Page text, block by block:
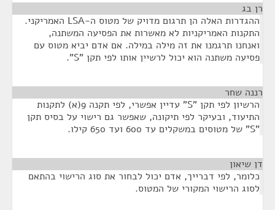
רן בג
ההגדרות האלה הן תרגום מדויק של מטוס ה-LSA האמריקני.
התקנות האמריקניות לא מאשרות את הפסיעה המשתנה,
ואנחנו תרגמנו את זה מילה במילה. אם אדם יביא מטוס עם
פסיעה משתנה הוא יכול לרשיין אותו לפי תקן "S".
רננה שחר
הרשיון לפי תקן "S" עדיין אפשרי, לפי תקנה 9(א) לתקנות
התיעוד, ובעיקר לפי תיקונה, שאפשר גם רישוי על בסיס תקן
"S" של מטוסים במשקלים עד 600 ועד 650 קילו.
דן שיאון
כלומר, לפי דברייך, אדם יכול לבחור את סוג הרישוי בהתאם
לסוג הרישוי המקורי של המטוס.